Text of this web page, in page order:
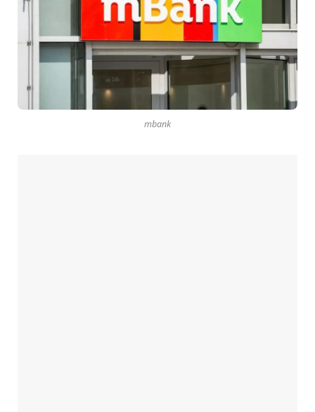
mbank